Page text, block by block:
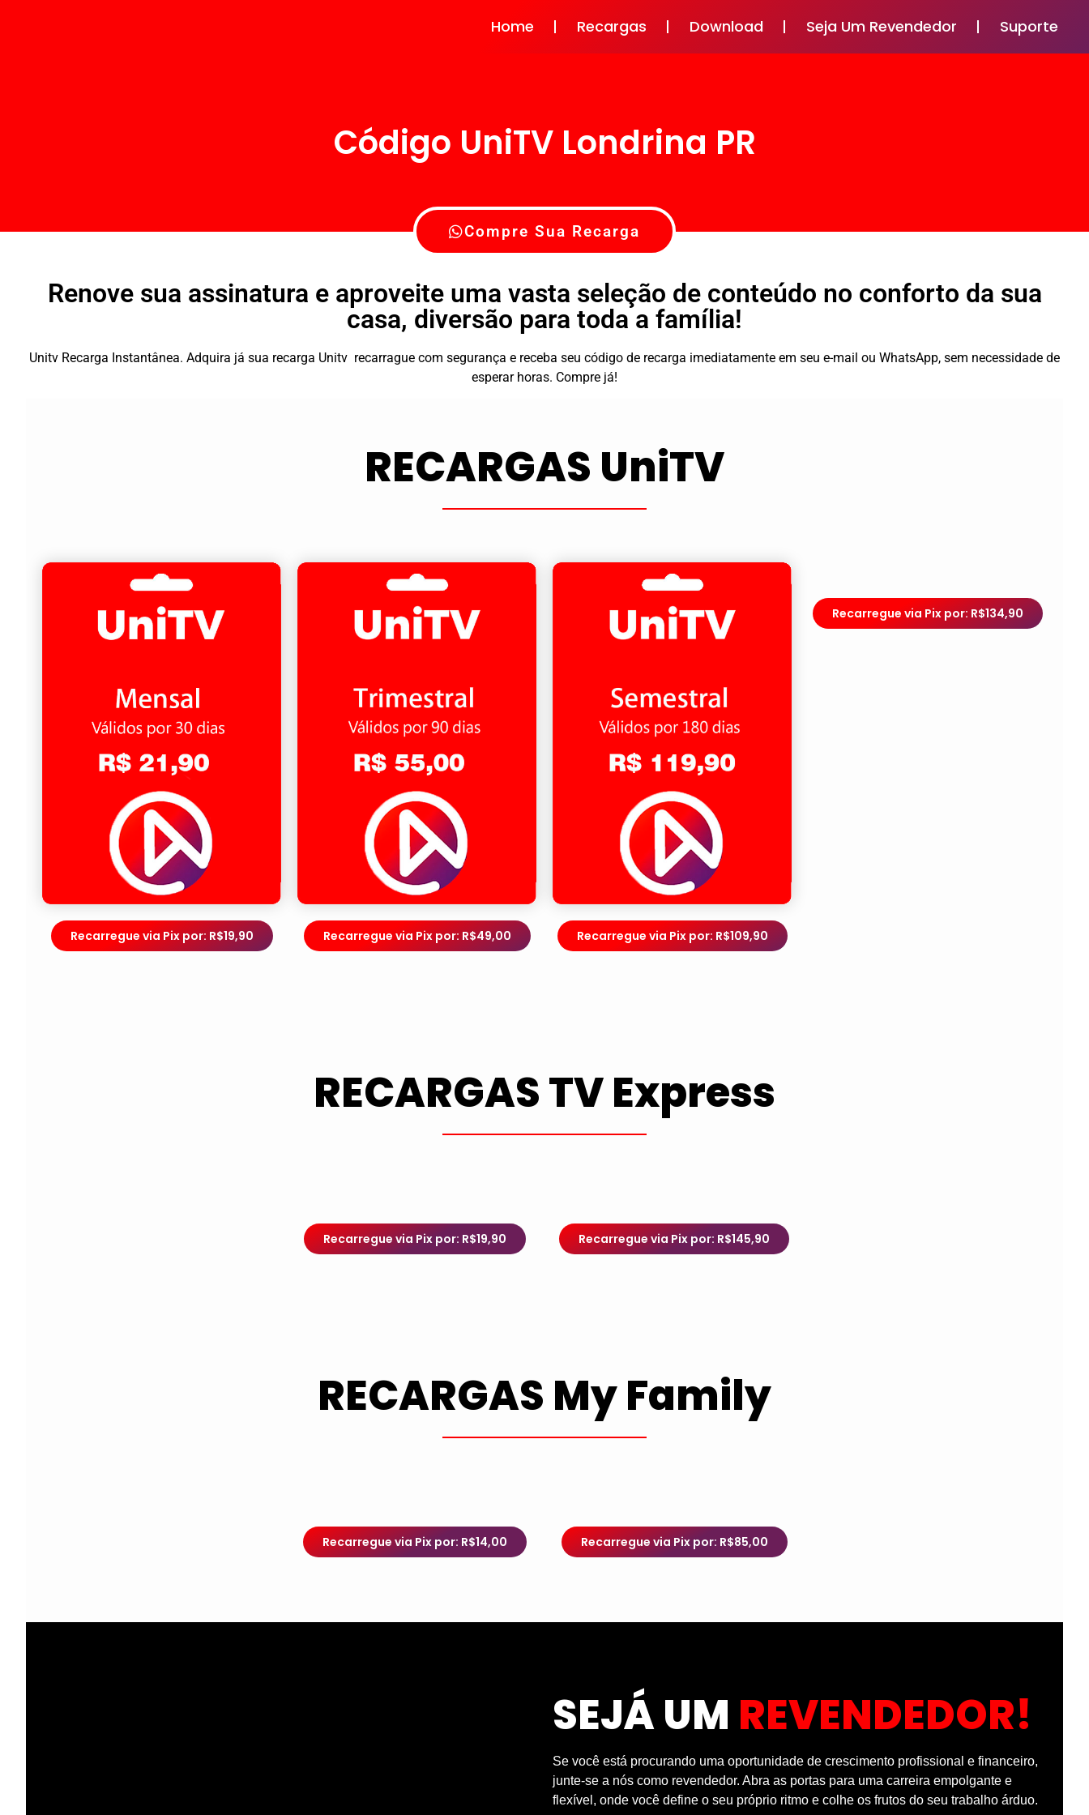
Home Recargas Download Seja Um Revendedor Suporte
Código UniTV Londrina PR
Compre Sua Recarga
Renove sua assinatura e aproveite uma vasta seleção de conteúdo no conforto da sua
casa, diversão para toda a família!
Unitv Recarga Instantânea. Adquira já sua recarga Unitv recarrague com segurança e receba seu código de recarga imediatamente em seu e-mail ou WhatsApp, sem necessidade de
esperar horas. Compre já!
RECARGAS UniTV
Recarregue via Pix por: R$19,90 Recarregue via Pix por: R$49,00 Recarregue via Pix por: R$109,90
Recarregue via Pix por: R$134,90
RECARGAS TV Express
Recarregue via Pix por: R$19,90 Recarregue via Pix por: R$145,90
RECARGAS My Family
Recarregue via Pix por: R$14,00 Recarregue via Pix por: R$85,00
SEJÁ UM REVENDEDOR!
Se você está procurando uma oportunidade de crescimento profissional e financeiro,
junte-se a nós como revendedor. Abra as portas para uma carreira empolgante e
flexível, onde você define o seu próprio ritmo e colhe os frutos do seu trabalho árduo.